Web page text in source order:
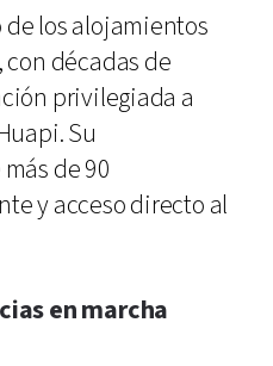
de los alojamientos
décadas de
privilegiada a
Su
de 90
y acceso directo al
en marcha